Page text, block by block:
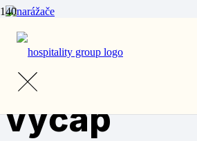
Narážače na
výčap